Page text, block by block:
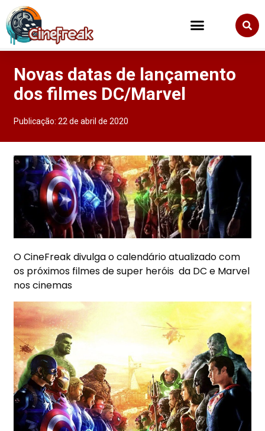
Novas datas de lançamento
dos filmes DC/Marvel
Publicação:22 de abril de 2020
O CineFreak divulga o calendário atualizado com
os próximos filmes de super heróis da DC e Marvel
nos cinemas